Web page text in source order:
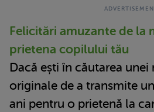
Felicitări amuzante de la
prietena copilului tău
Dacă ești în căutarea
originale de a transmite
ani pentru o prietenă la